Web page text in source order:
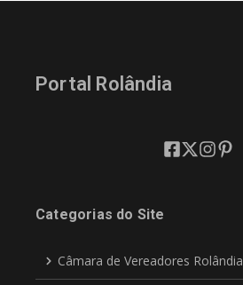
Portal Rolândia
Categorias do Site
Câmara de Vereadores Rolândia